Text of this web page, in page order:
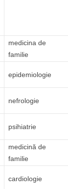
medicina de
familie
epidemiologie
nefrologie
psihiatrie
medicină de
familie
cardiologie